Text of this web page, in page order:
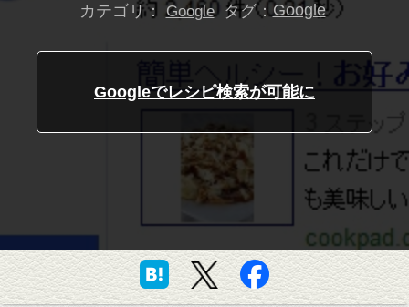
カテゴリ： Google タグ：Google
Googleでレシピ検索が可能に